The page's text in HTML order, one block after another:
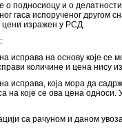
подносиоцу и о
испорученог другом
цени изражен у РСД.
исправа на основу које
количине и цена
исправа, која мора да
на које се ова цена
са рачуном и даном